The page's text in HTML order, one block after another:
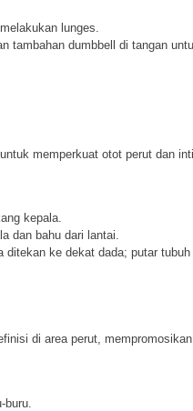
lunges.
tambahan dumbbell di tangan
memperkuat otot perut dan inti.
kepala.
dan bahu dari lantai.
ke dekat dada; putar
di area perut,